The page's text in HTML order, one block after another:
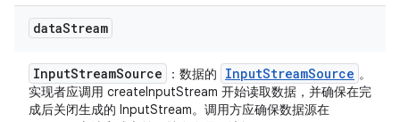
dataStream
InputStreamSource ：数据的 InputStreamSource 。
实现者应调用 createInputStream 开始读取数据，并确保在完
成后关闭生成的 InputStream。调用方应确保数据源在